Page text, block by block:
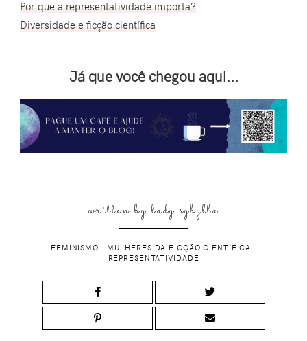
Por que a representatividade importa?
Diversidade e ficção científica
Já que você chegou aqui...
written bylady sybylla
FEMINISMO MULHERES DA FICÇÃO CIENTÍFICA
REPRESENTATIVIDADE